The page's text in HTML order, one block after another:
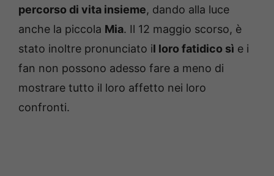
percorso di vita insieme, dando alla luce
anche la piccola Mia. Il 12 maggio scorso, è
stato inoltre pronunciato il loro fatidico sì e i
fan non possono adesso fare a meno di
mostrare tutto il loro affetto nei loro
confronti.